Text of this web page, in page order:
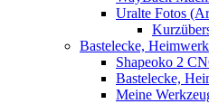
Uralte Fotos
Bastelecke,
Shapeoko 2
Bastelecke,
Meine